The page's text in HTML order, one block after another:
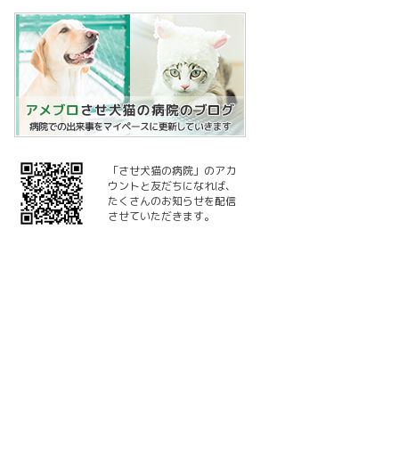
「させ犬猫の病院」のアカ
ウントと友だちになれば、
たくさんのお知らせを配信
させていただきます。